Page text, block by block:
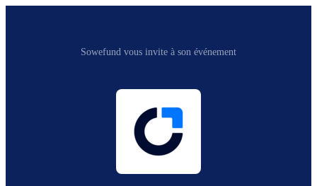
Sowefund vous invite à son événement